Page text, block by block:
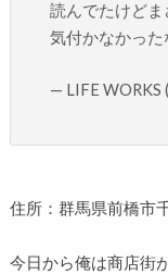
読んでたけど
気付かなかっ
— LIFE WORKS
住所：群馬県前橋市
今日から俺は商店街